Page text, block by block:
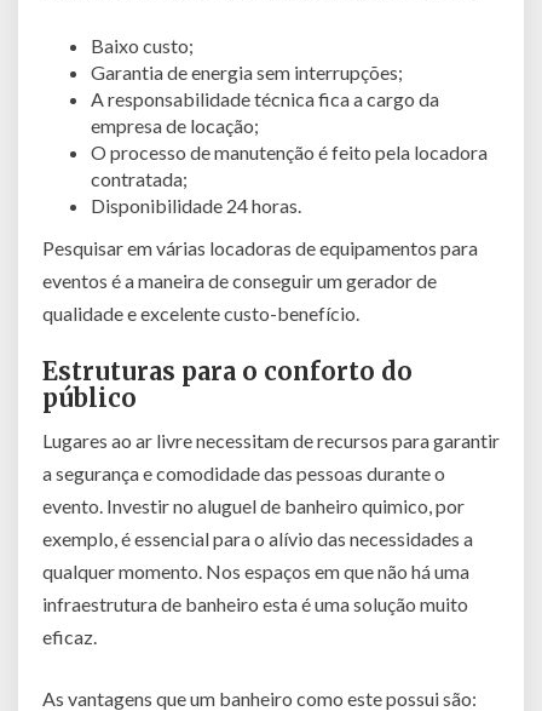
Baixo custo;
Garantia de energia sem interrupções;
A responsabilidade técnica fica a cargo da
empresa de locação;
O processo de manutenção é feito pela locadora
contratada;
Disponibilidade 24 horas.
Pesquisar em várias locadoras de equipamentos para
eventos é a maneira de conseguir um gerador de
qualidade e excelente custo-benefício.
Estruturas para o conforto do
público
Lugares ao ar livre necessitam de recursos para garantir
a segurança e comodidade das pessoas durante o
evento. Investir no aluguel de banheiro quimico, por
exemplo, é essencial para o alívio das necessidades a
qualquer momento. Nos espaços em que não há uma
infraestrutura de banheiro esta é uma solução muito
eficaz.
As vantagens que um banheiro como este possui são: